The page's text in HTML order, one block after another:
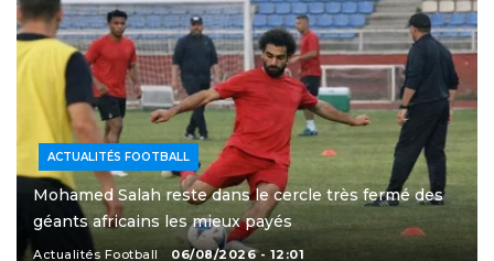
ACTUALITÉS FOOTBALL
Mohamed Salah reste dans le cercle très fermé des
géants africains les mieux payés
Actualités Football 06/08/2026 - 12:01